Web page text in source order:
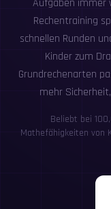
Aufgaben immer
Rechentraining
schnellen Runden
Kinder zum
Grundrechenarten
mehr
Beliebt bei
Mathefähigkeiten von